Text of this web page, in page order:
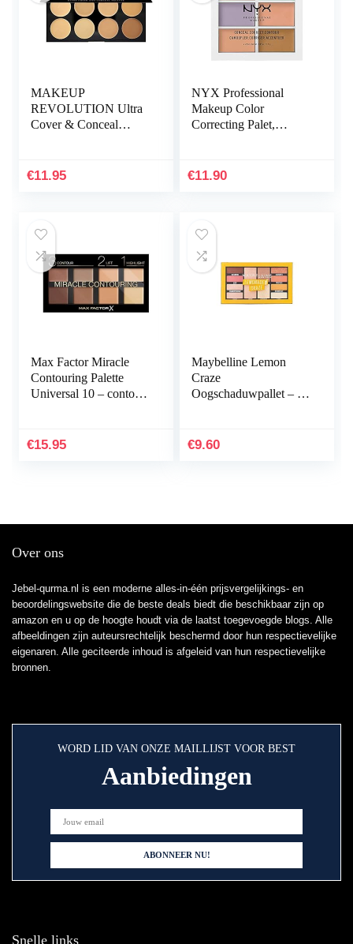
MAKEUP
REVOLUTION Ultra
Cover & Conceal
€11.95
NYX Professional
Makeup Color
Correcting Palet,
mengbare tinten
€11.90
Max Factor Miracle
Contouring Palette
Universal 10 – contour
perfecte…
€15.95
Maybelline Lemon
Craze
Oogschaduwpallet – 01
€9.60
Over ons
Jebel-qurma.nl is een moderne alles-in-één prijsvergelijkings- en
beoordelingswebsite die de beste deals biedt die beschikbaar zijn op
amazon en u op de hoogte houdt via de laatst toegevoegde blogs. Alle
afbeeldingen zijn auteursrechtelijk beschermd door hun respectievelijke
eigenaren. Alle geciteerde inhoud is afgeleid van hun respectievelijke
bronnen.
WORD LID VAN ONZE MAILLIJST VOOR BEST
Aanbiedingen
Snelle links